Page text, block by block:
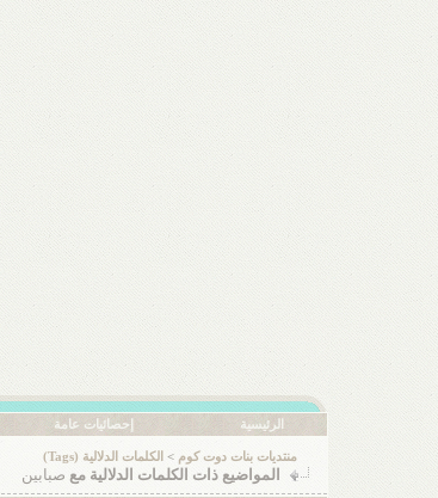
الرئيسية إحصائيات عامة
منتديات بنات دوت كوم > الكلمات الدلالية (Tags)
المواضيع ذات الكلمات الدلالية مع صبابين